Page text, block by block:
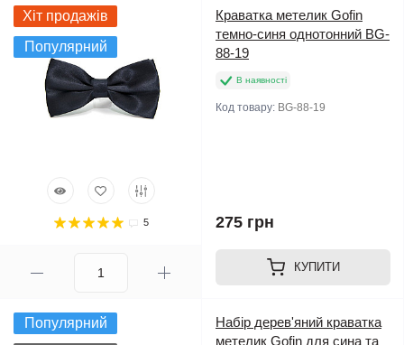
Хіт продажів
Популярний
5
Краватка метелик Gofin
темно-синя однотонний BG-
88-19
В наявності
Код товару: BG-88-19
275 грн
КУПИТИ
Популярний
Набір дерев'яний краватка
метелик Gofin для сина та